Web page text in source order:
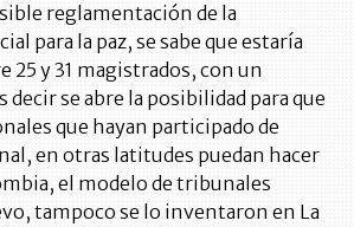
reglamentación de la
para la paz, se sabe que estaría
25 y 31 magistrados, con un
decir se abre la posibilidad para que
que hayan participado de
en otras latitudes puedan hacer
el modelo de tribunales
tampoco se lo inventaron en La